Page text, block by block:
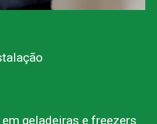
em geladeiras e freezers